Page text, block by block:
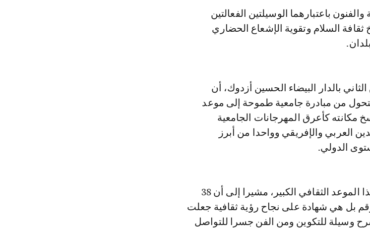
باعتبارهما الوسيلتين الفعالتين
السلام وتقوية الإشعاع الحضاري
بالدار البيضاء الحسين أزدوك، أن
من مبادرة جامعية طموحة إلى موعد
كأعرق المهرجانات الجامعية
العربي والإفريقي وواحدا من أبرز
الدولي.
وعبر عن اعتزاز الجامعة باحتضان هذا الموعد الثقافي الكبير، مشيرا إلى أن 38
بل هي شهادة على نجاح رؤية ثقافية جعلت
وسيلة للتكوين ومن الفن جسرا للتواصل